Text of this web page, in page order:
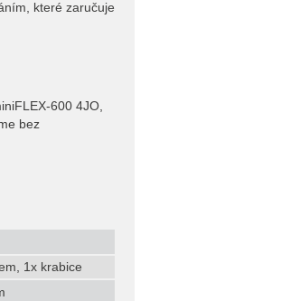
které zaručuje
600 4JO,
bez
1x krabice